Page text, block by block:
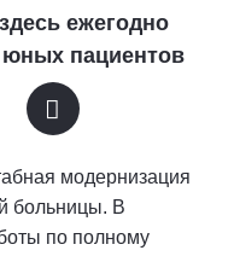
ежегодно
юных пациентов
модернизация
больницы. В
по полному